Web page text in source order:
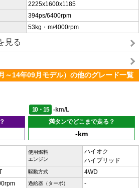
2225x1600x1185
394ps/6400rpm
53kg・m/4000rpm
見る
～14年09月モデル）の他のグレード一覧
10・15
-km/L
満タンでどこまで走る？
-km
使用燃料
エンジン
ハイオク
ハイブリッド
駆動方式 4WD
過給器（ターボ） -